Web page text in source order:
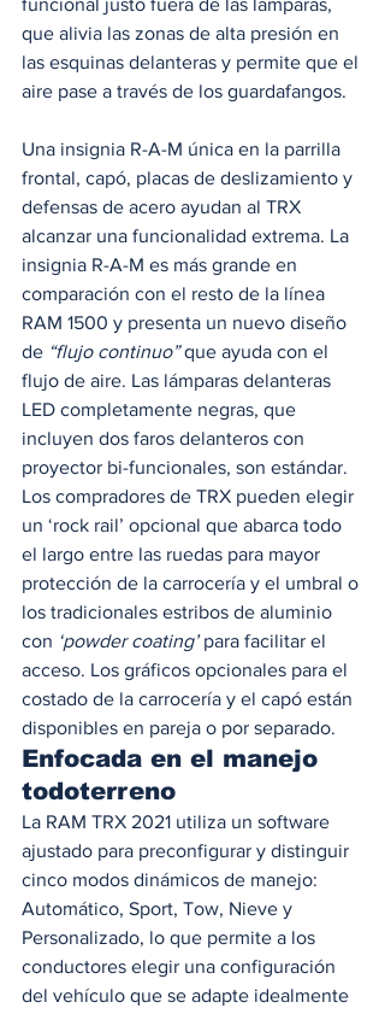
funcional justo fuera de las lámparas,
que alivia las zonas de alta presión en
las esquinas delanteras y permite que el
aire pase a través de los guardafangos.
Una insignia R-A-M única en la parrilla
frontal, capó, placas de deslizamiento y
defensas de acero ayudan al TRX
alcanzar una funcionalidad extrema. La
insignia R-A-M es más grande en
comparación con el resto de la línea
RAM 1500 y presenta un nuevo diseño
de “flujo continuo” que ayuda con el
flujo de aire. Las lámparas delanteras
LED completamente negras, que
incluyen dos faros delanteros con
proyector bi-funcionales, son estándar.
Los compradores de TRX pueden elegir
un ‘rock rail’ opcional que abarca todo
el largo entre las ruedas para mayor
protección de la carrocería y el umbral o
los tradicionales estribos de aluminio
con ‘powder coating’ para facilitar el
acceso. Los gráficos opcionales para el
costado de la carrocería y el capó están
disponibles en pareja o por separado.
Enfocada en el manejo
todoterreno
La RAM TRX 2021 utiliza un software
ajustado para preconfigurar y distinguir
cinco modos dinámicos de manejo:
Automático, Sport, Tow, Nieve y
Personalizado, lo que permite a los
conductores elegir una configuración
del vehículo que se adapte idealmente